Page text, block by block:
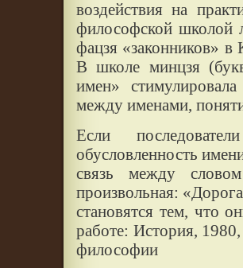
воздействия на
философской школой
фацзя «законников» в
В школе минцзя
имен»
между именами,
Если
обусловленность
связь между
произвольная:
становятся тем, что
работе: История,
философии